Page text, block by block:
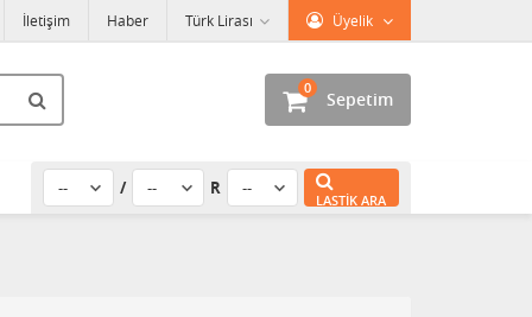
Üyelik
Türk Lirası
İletişim Haber
Sepetim
0
/ R
LASTIK ARA